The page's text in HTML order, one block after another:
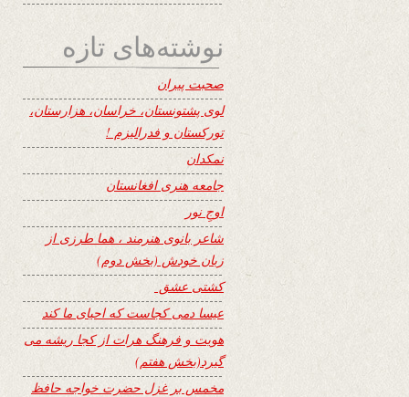
نوشته‌های تازه
صحبت پیران
لوی پشتونستان، خراسان، هزارستان،
تورکستان و فدرالیزم !
نمکدان
جامعه هنری افغانستان
اوجِ نور
شاعر بانوی هنرمند ، هما طرزی از
زبان خودش (بخش دوم)
کشتی عشق
عیسا دمی کجاست که احیای ما کند
هویت و فرهنگ هرات از کجا ریشه می
گیرد(بخش هفتم)
مخمس بر غزل حضرت خواجه حافظ